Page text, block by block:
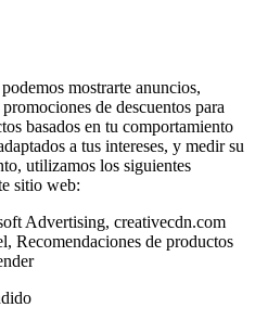
mostrarte anuncios,
de descuentos para
basados en tu comportamiento
a tus intereses, y medir su
utilizamos los siguientes
sitio web:
Advertising, creativecdn.com
Recomendaciones de productos